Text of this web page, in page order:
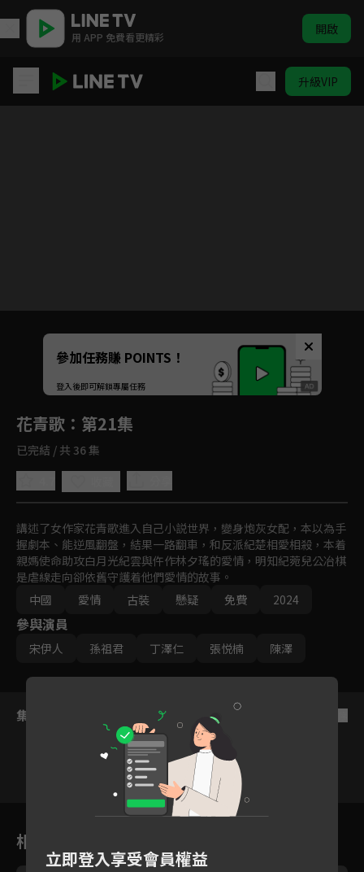
用 APP 免費看更精彩 開啟
升級VIP
Unmute
如有不便請見諒
參加任務賺 POINTS！
登入後即可解鎖專屬任務
花青歌 ：第21集
已完結 / 共 36 集
講述了女作家花青歌進入自己小説世界，變身炮灰女配，本以為手
握劇本、能逆風翻盤，結果一路翻車，和反派紀楚相愛相殺，本着
親媽使命助攻白月光紀雲與仵作林夕瑤的愛情，明知紀菀兒公冶棋
是虐線走向卻依舊守護着他們愛情的故事。
中國
愛情 古裝 懸疑 免費 2024
參與演員
宋伊人 孫祖君 丁澤仁 張悦楠 陳澤
集數列表
20 21 22
相關花絮
立即登入享受會員權益